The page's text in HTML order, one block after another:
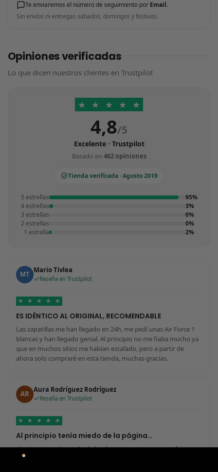
Te enviaremos el número de seguimiento por Email.
Sin envíos ni entregas sábados, domingos y festivos.
Opiniones verificadas
Lo que dicen nuestros clientes en Trustpilot
★ ★ ★ ★ ★
4,8/5
Excelente · Trustpilot
Basado en 462 opiniones
Tienda verificada · Agosto 2019
5 estrellas
95%
4 estrellas
3%
3 estrellas
0%
2 estrellas
0%
1 estrella
2%
MT Mario Tivlea
Reseña en Trustpilot
★ ★ ★ ★ ★
ES IDÉNTICO AL ORIGINAL, RECOMENDABLE
Las zapatillas me han llegado en 24h, me pedí unas Air Force 1
blancas y han llegado genial. Al principio no me fiaba mucho ya
que en muchos sitios me habían estafado, pero a partir de
ahora solo compraré en esta tienda, muchas gracias.
AR Aura Rodríguez Rodríguez
Reseña en Trustpilot
★ ★ ★ ★ ★
Al principio tenía miedo de la página…
Al principio tenía miedo de la página por si era una estafa, pero
me ha sorprendido para bien porque todo ha sido increíble. Me